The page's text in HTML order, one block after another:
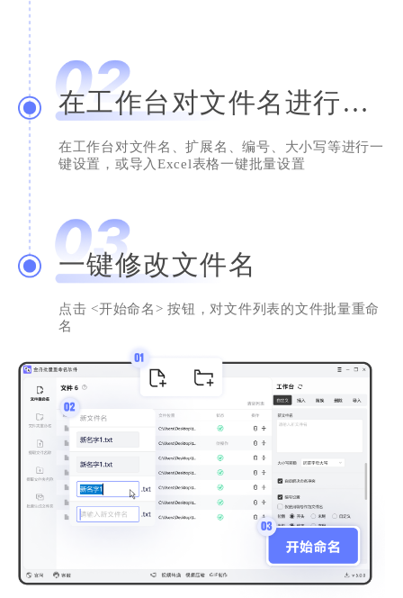
在工作台对文件名进行设置
在工作台对文件名、扩展名、编号、大小写等进行一
键设置，或导入Excel表格一键批量设置
一键修改文件名
点击 <开始命名> 按钮，对文件列表的文件批量重命
名
滴，给个赞！
Nicole
助理员
整洁的文件名
上去太整洁了。试过很多软件，这个设计比较
简洁，希望开发者越做越好！
书山鸭梨大
网络支持
文件多了，还真的得借助这类型的软件。比起
乱糟糟的文件名，有规律的文件看上去心情都